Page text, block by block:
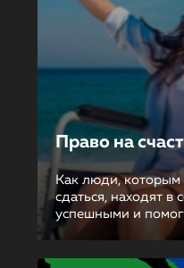
Право на
Как люди, которым
сдаться, находят в
успешными и